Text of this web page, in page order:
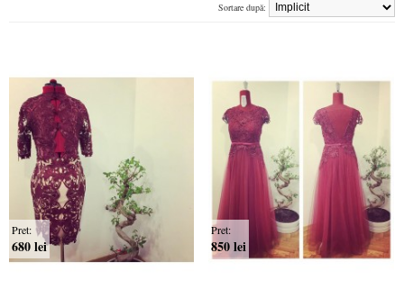
Sortare după:
Pret:
680 lei
Pret:
850 lei